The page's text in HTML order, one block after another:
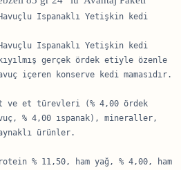
Ispanaklı Yetişkin kedi
Ispanaklı Yetişkin kedi
gerçek ördek etiyle özenle
içeren konserve kedi mamasıdır.
ve et türevleri (% 4,00 ördek
% 4,00 ıspanak), mineraller,
ürünler.
% 11,50, ham yağ, % 4,00, ham